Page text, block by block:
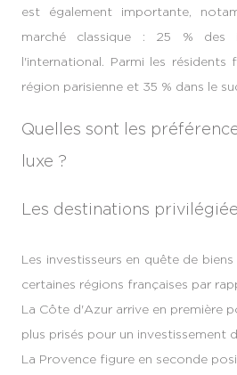
est également importante,
marché classique : 25 % des
l'international. Parmi les résidents
région parisienne et 35 % dans le
Quelles sont les
luxe ?
Les destinations
Les investisseurs en quête de
certaines régions françaises par
La Côte d'Azur arrive en première
plus prisés pour un investissement
La Provence figure en seconde